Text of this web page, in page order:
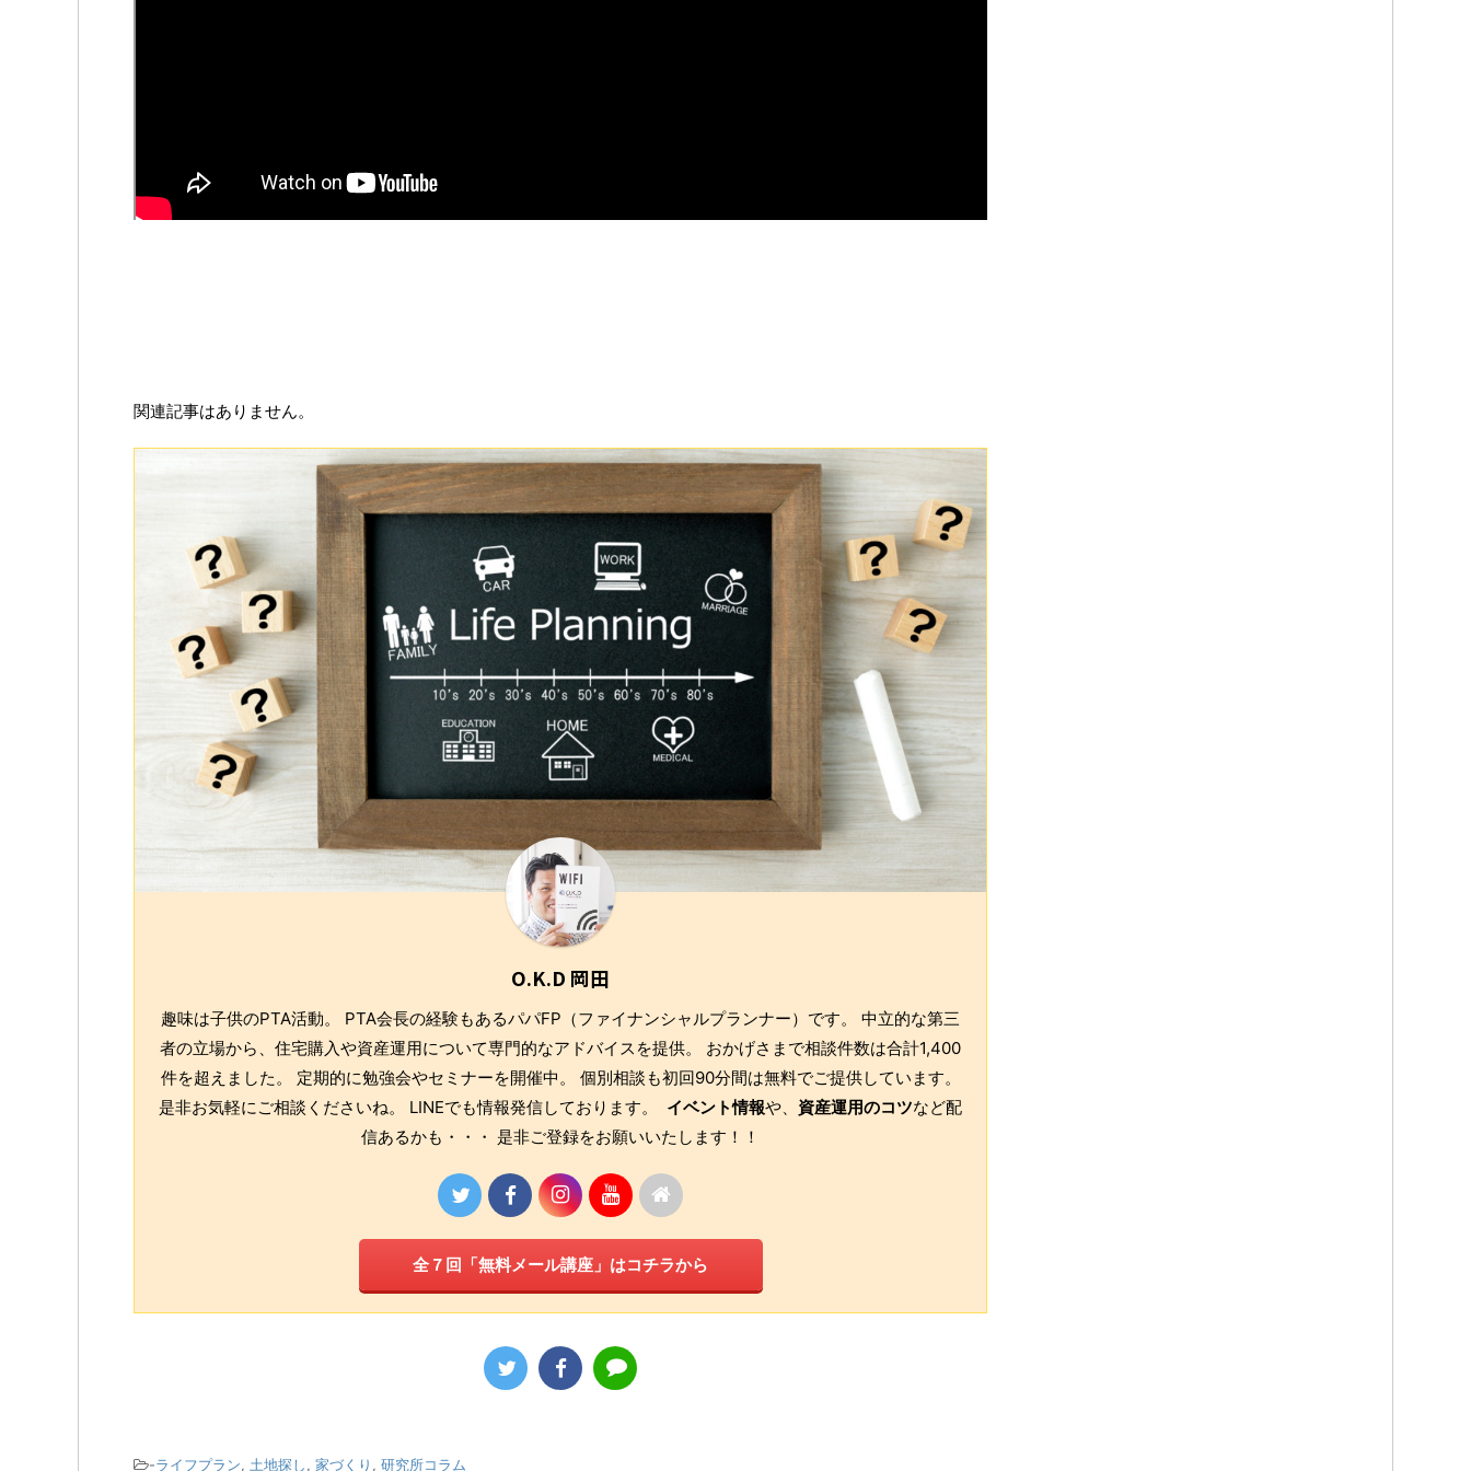
関連記事はありません。
O.K.D 岡田
趣味は子供のPTA活動。 PTA会長の経験もあるパパFP（ファイナンシャルプランナー）です。 中立的な第三
者の立場から、住宅購入や資産運用について専門的なアドバイスを提供。 おかげさまで相談件数は合計1,400
件を超えました。 定期的に勉強会やセミナーを開催中。 個別相談も初回90分間は無料でご提供しています。
是非お気軽にご相談くださいね。 LINEでも情報発信しております。 イベント情報や、 資産運用のコツなど配
信あるかも・・・ 是非ご登録をお願いいたします！！
全７回「無料メール講座」はコチラから
-ライフプラン, 土地探し, 家づくり , 研究所コラム